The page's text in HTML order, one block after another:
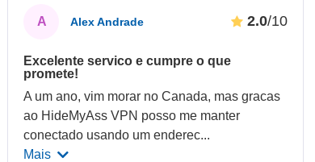
A Alex Andrade 2.0/10
Excelente servico e cumpre o que
promete!
A um ano, vim morar no Canada, mas gracas
ao HideMyAss VPN posso me manter
conectado usando um enderec...
Mais